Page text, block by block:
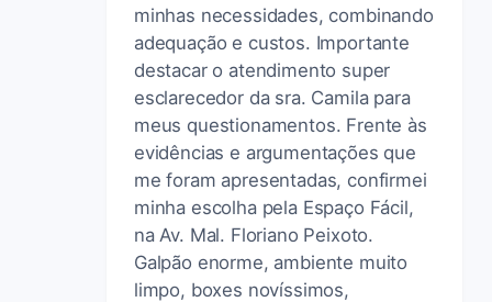
minhas necessidades, combinando
adequação e custos. Importante
destacar o atendimento super
esclarecedor da sra. Camila para
meus questionamentos. Frente às
evidências e argumentações que
me foram apresentadas, confirmei
minha escolha pela Espaço Fácil,
na Av. Mal. Floriano Peixoto.
Galpão enorme, ambiente muito
limpo, boxes novíssimos,